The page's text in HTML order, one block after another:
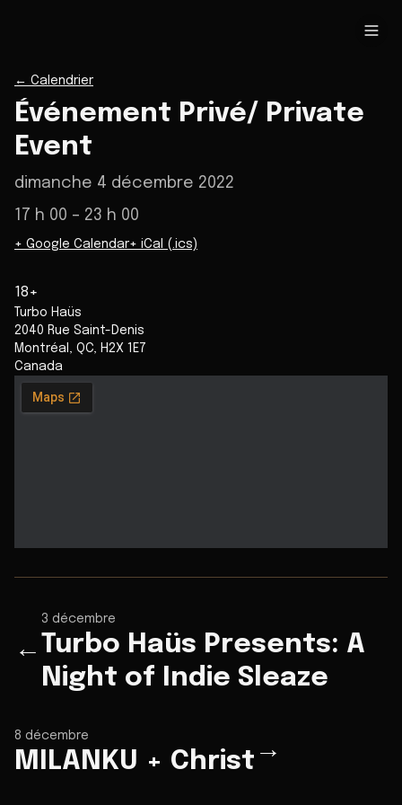
← Calendrier
Événement Privé/ Private
Event
dimanche 4 décembre 2022
17 h 00 – 23 h 00
+ Google Calendar+ iCal (.ics)
18+
Turbo Haüs
2040 Rue Saint-Denis
Montréal , QC, H2X 1E7
Canada
←
3 décembre
Turbo Haüs Presents: A
Night of Indie Sleaze
8 décembre
MILANKU + Christ →